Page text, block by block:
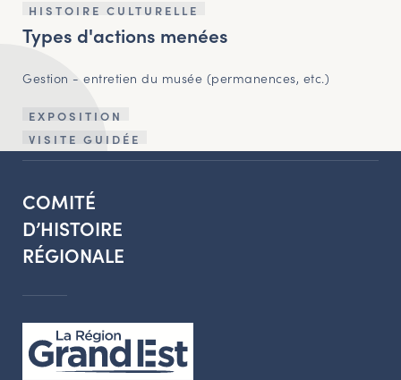
HISTOIRE CULTURELLE
Types d'actions menées
Gestion - entretien du musée (permanences, etc.)
EXPOSITION
VISITE GUIDÉE
COMITÉ
D’HISTOIRE
RÉGIONALE